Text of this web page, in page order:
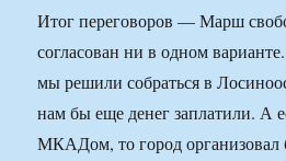
Итог переговоров — Марш
согласован ни в одном
мы решили собраться в
нам бы еще денег заплатили. А
МКАДом, то город организовал